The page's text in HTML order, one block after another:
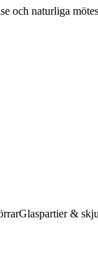
och naturliga
Glaspartier &